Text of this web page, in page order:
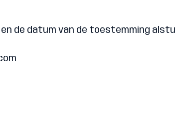
de datum van de toestemming